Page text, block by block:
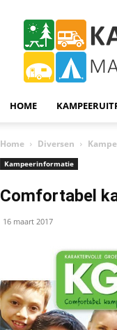
HOME
Home Diversen
Kampeerinformatie
Comfortabel
16 maart 2017